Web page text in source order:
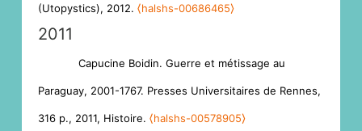
(Utopystics), 2012. ⟨halshs-00686465⟩
2011
Capucine Boidin. Guerre et métissage au
Paraguay, 2001-1767. Presses Universitaires de Rennes,
316 p., 2011, Histoire. ⟨halshs-00578905⟩